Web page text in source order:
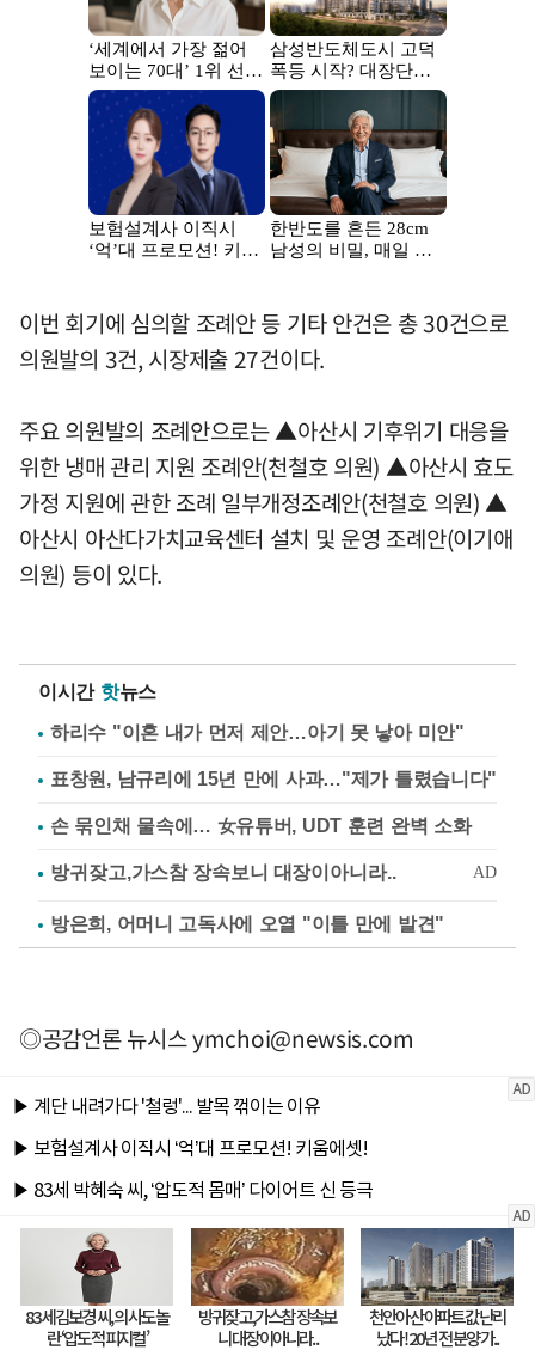
이번 회기에 심의할 조례안 등 기타 안건은 총 30건으로
의원발의 3건, 시장제출 27건이다.
주요 의원발의 조례안으로는 ▲아산시 기후위기 대응을
위한 냉매 관리 지원 조례안(천철호 의원) ▲아산시 효도
가정 지원에 관한 조례 일부개정조례안(천철호 의원) ▲
아산시 아산다가치교육센터 설치 및 운영 조례안(이기애
의원) 등이 있다.
이시간 핫뉴스
하리수 "이혼 내가 먼저 제안…아기 못 낳아 미안"
표창원, 남규리에 15년 만에 사과…"제가 틀렸습니다"
손 묶인채 물속에… 女유튜버, UDT 훈련 완벽 소화
방은희, 어머니 고독사에 오열 "이틀 만에 발견"
◎공감언론 뉴시스ymchoi@newsis.com